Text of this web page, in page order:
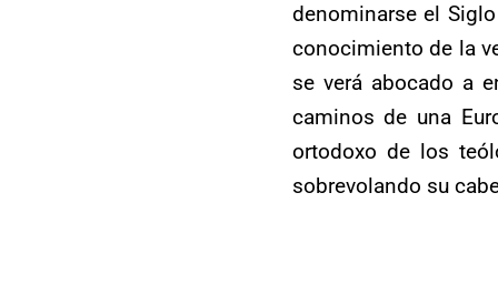
denominarse el
conocimiento de la
se verá abocado a
caminos de una
ortodoxo de los
sobrevolando su